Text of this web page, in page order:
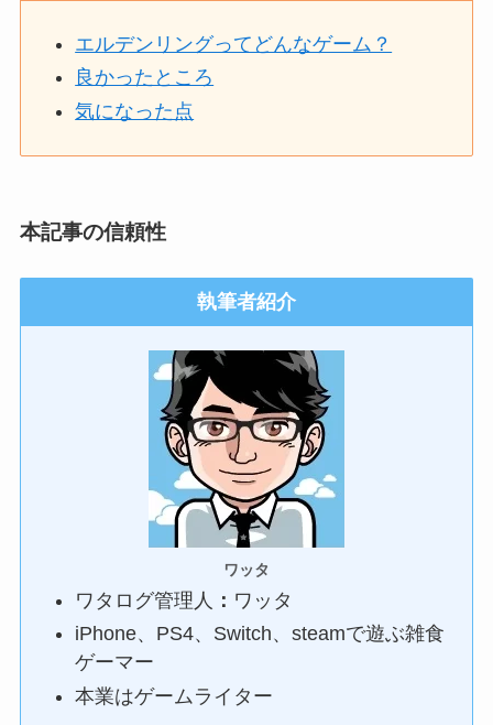
エルデンリングってどんなゲーム？
良かったところ
気になった点
本記事の信頼性
執筆者紹介
ワッタ
ワタログ管理人 ： ワッタ
iPhone、PS4、Switch、steamで遊ぶ雑食
ゲーマー
本業はゲームライター